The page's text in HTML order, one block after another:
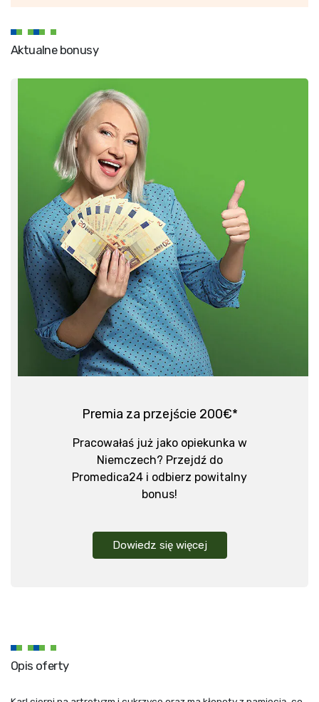
Aktualne bonusy
Premia za przejście 200€*
Pracowałaś już jako opiekunka w
Niemczech? Przejdź do
Promedica24 i odbierz powitalny
bonus!
Dowiedz się więcej
Opis oferty